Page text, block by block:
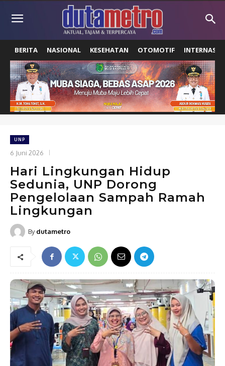
BERITA NASIONAL KESEHATAN OTOMOTIF
UNP
6 Juni 2026
Hari Lingkungan Hidup
Sedunia, UNP Dorong
Pengelolaan Sampah Ramah
Lingkungan
By dutametro